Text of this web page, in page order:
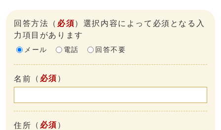
回答方法 （ 必須）選択内容によって必須となる入
力項目があります
メール 電話 回答不要
名前 （ 必須 ）
住所 （ 必須 ）